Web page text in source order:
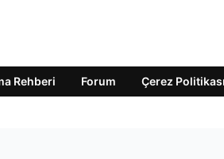
Rehberi Forum Çerez Politikası